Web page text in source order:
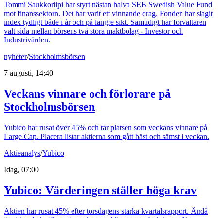
Tommi Saukkoriipi har styrt nästan halva SEB Swedish Value Fund
mot finanssektorn. Det har varit ett vinnande drag. Fonden har slagit
index tydligt både i år och på längre sikt. Samtidigt har förvaltaren
valt sida mellan börsens två stora maktbolag - Investor och
Industrivärden.
nyheter/Stockholmsbörsen
7 augusti, 14:40
Veckans vinnare och förlorare på
Stockholmsbörsen
Yubico har rusat över 45% och tar platsen som veckans vinnare på
Large Cap. Placera listar aktierna som gått bäst och sämst i veckan.
Aktieanalys/Yubico
Idag, 07:00
Yubico: Värderingen ställer höga krav
Aktien har rusat 45% efter torsdagens starka kvartalsrapport. Ändå